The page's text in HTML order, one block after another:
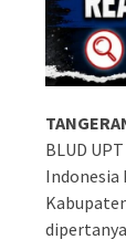
BLUD
Indonesia